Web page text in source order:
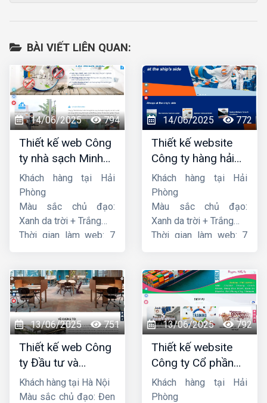
BÀI VIẾT LIÊN QUAN:
14/06/2025 794
Thiết kế web Công
ty nhà sạch Minh
Dương
Khách hàng tại Hải
Phòng
Màu sắc chủ đạo:
Xanh da trời + Trắng
Thời gian làm web: 7
14/06/2025 772
Thiết kế website
Công ty hàng hải
liên minh
Khách hàng tại Hải
Phòng
Màu sắc chủ đạo:
Xanh da trời + Trắng
Thời gian làm web: 7
13/06/2025 751
Thiết kế web Công
ty Đầu tư và
Thương mại Five-
Star
Khách hàng tại Hà Nội
Màu sắc chủ đạo: Đen
13/06/2025 792
Thiết kế website
Công ty Cổ phần
dịch vụ hàng hải
Sen
Khách hàng tại Hải
Phòng